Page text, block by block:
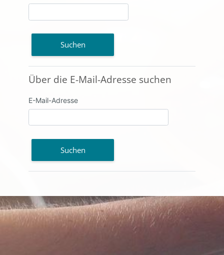
Über die E-Mail-Adresse suchen
Über die E-Mail-Adresse suchen
E-Mail-Adresse